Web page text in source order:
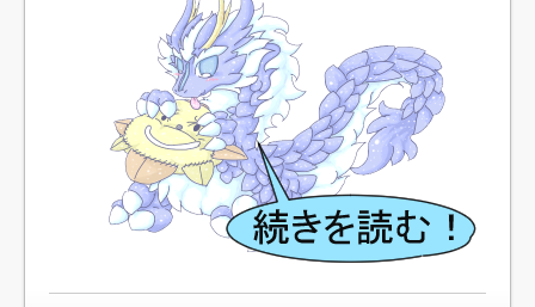
【文春砲】松山千春のあの曲が……参院選自民候補の応援
で公選法違反の疑い
【宇宙】ロケット残骸が月に衝突か、２つのクレーター形
成…米専門家「中国のロケット」
【文春砲】松山千春のあの曲が……参院選自民候補の応援
で公選法違反の疑い
【悲報】職場で無能判定された人間って割とガチめに差別
されるよな・・・
【悲報】『バトルフィールド2042』、年末に開発スタッフ
が「休暇が必要」とツイート→プレイヤーの怒りが爆発 批判